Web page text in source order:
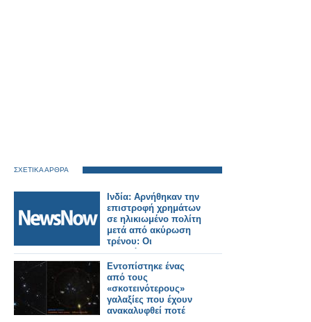
ΣΧΕΤΙΚΑ ΑΡΘΡΑ
Ινδία: Αρνήθηκαν την
επιστροφή χρημάτων
σε ηλικιωμένο πολίτη
μετά από ακύρωση
τρένου: Οι
σιδηρόδρομοι
διατάχθηκαν να
καταβάλουν
αποζημίωση 25.000
Ρουπίες.
Εντοπίστηκε ένας
από τους
«σκοτεινότερους»
γαλαξίες που έχουν
ανακαλυφθεί ποτέ